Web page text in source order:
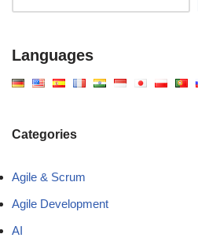
Languages
Categories
Agile & Scrum
Agile Development
AI